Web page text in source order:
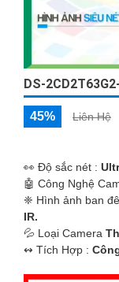
DS-
45% Liên Hệ
️👀 Độ sắc nét :
🤖️ Công Nghệ
❈ Hình ảnh ban
IR.
💦 Loại Camera
️↭ Tích Hợp :